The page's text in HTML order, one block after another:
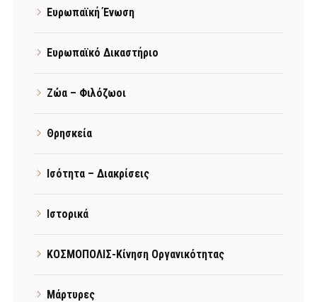
Ευρωπαϊκή Ένωση
Ευρωπαϊκό Δικαστήριο
Ζώα – Φιλόζωοι
Θρησκεία
Ισότητα – Διακρίσεις
Ιστορικά
ΚΟΣΜΟΠΟΛΙΣ-Κίνηση Οργανικότητας
Μάρτυρες